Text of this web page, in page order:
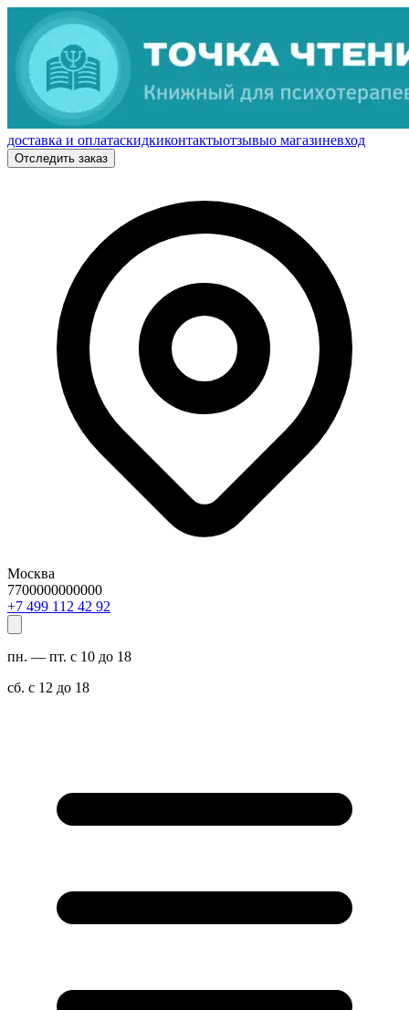
доставка и оплатаскидкиконтактыотзывыо магазиневход
Отследить заказ
Москва
7700000000000
29 24 211 994 7+
пн. — пт. с 10 до 18
сб. с 12 до 18